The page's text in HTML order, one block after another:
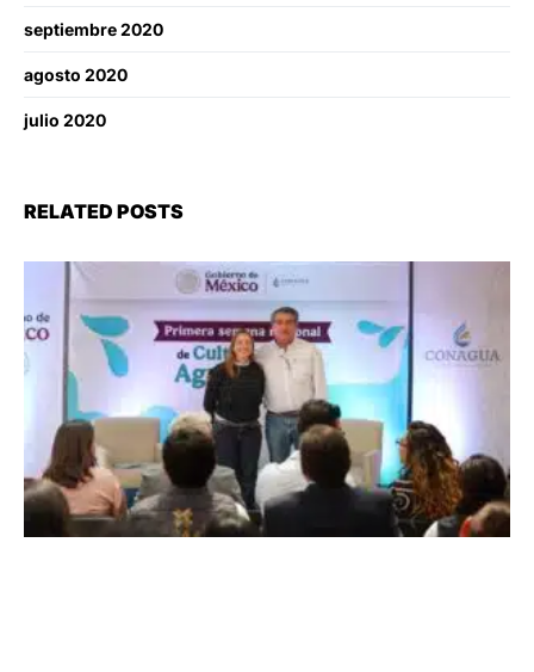
septiembre 2020
agosto 2020
julio 2020
RELATED POSTS